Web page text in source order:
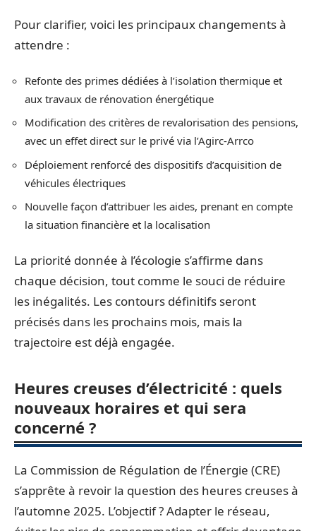
Pour clarifier, voici les principaux changements à
attendre :
Refonte des primes dédiées à l’isolation thermique et
aux travaux de rénovation énergétique
Modification des critères de revalorisation des pensions,
avec un effet direct sur le privé via l’Agirc-Arrco
Déploiement renforcé des dispositifs d’acquisition de
véhicules électriques
Nouvelle façon d’attribuer les aides, prenant en compte
la situation financière et la localisation
La priorité donnée à l’écologie s’affirme dans
chaque décision, tout comme le souci de réduire
les inégalités. Les contours définitifs seront
précisés dans les prochains mois, mais la
trajectoire est déjà engagée.
Heures creuses d’électricité : quels
nouveaux horaires et qui sera
concerné ?
La Commission de Régulation de l’Énergie (CRE)
s’apprête à revoir la question des heures creuses à
l’automne 2025. L’objectif ? Adapter le réseau,